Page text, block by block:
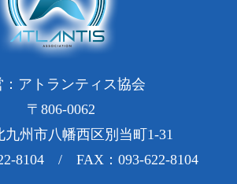
：アトランティス協会
〒806-0062
九州市八幡西区別当町1-31
8104 / FAX：093-622-8104